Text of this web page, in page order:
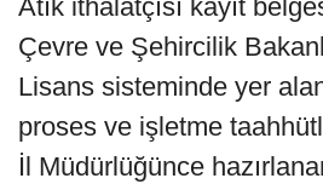
Atık ithalatçısı kayıt
Çevre ve Şehircilik
Lisans sisteminde yer
proses ve işletme
İl Müdürlüğünce